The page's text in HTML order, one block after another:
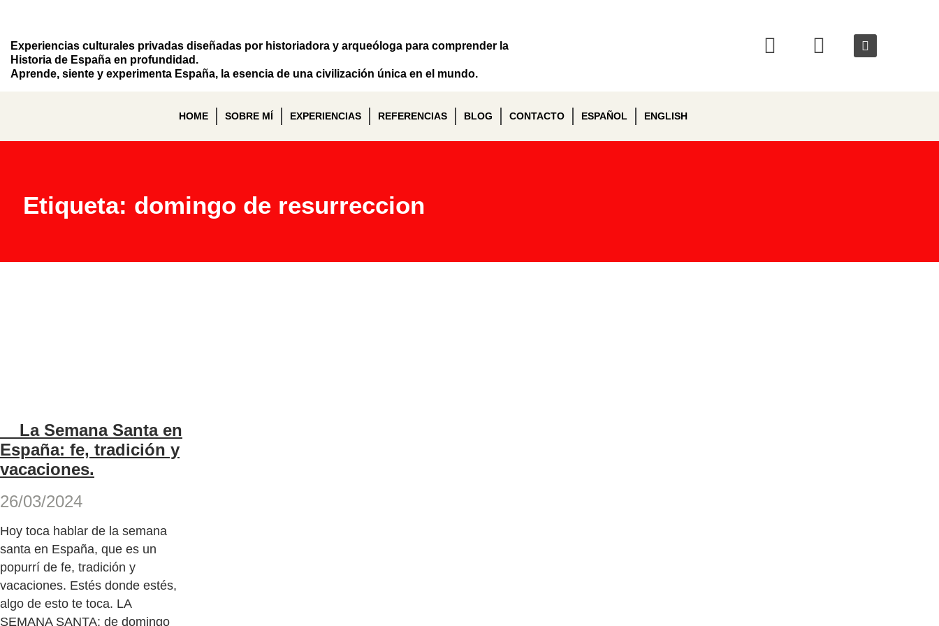
Experiencias culturales privadas diseñadas por historiadora y arqueóloga para comprender la
Historia de España en profundidad.
Aprende, siente y experimenta España, la esencia de una civilización única en el mundo.
HOME SOBRE MÍ EXPERIENCIAS REFERENCIAS BLOG CONTACTO ESPAÑOL ENGLISH
Etiqueta: domingo de resurreccion
La Semana Santa en
España: fe, tradición y
vacaciones.
26/03/2024
Hoy toca hablar de la semana
santa en España, que es un
popurrí de fe, tradición y
vacaciones. Estés donde estés,
algo de esto te toca. LA
SEMANA SANTA: de domingo